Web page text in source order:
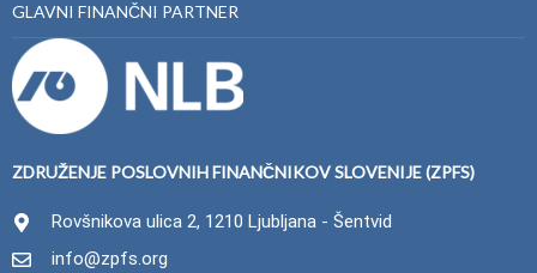
GLAVNI FINANČNI PARTNER
ZDRUŽENJE POSLOVNIH FINANČNIKOV SLOVENIJE (ZPFS)
Rovšnikova ulica 2, 1210 Ljubljana - Šentvid
info@zpfs.org